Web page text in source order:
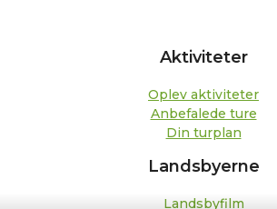
Aktiviteter
Oplev aktiviteter
Anbefalede ture
Din turplan
Landsbyerne
Landsbyfilm